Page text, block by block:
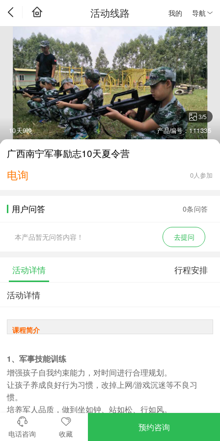
我的 导航
活动线路
3/5
10天9晚 产品编号：111335
广西南宁军事励志10天夏令营
电询 0人参加
用户问答 0条问答
本产品暂无问答内容！ 去提问
活动详情 行程安排
活动详情
课程简介
1、军事技能训练
增强孩子自我约束能力，对时间进行合理规划。
让孩子养成良好行为习惯，改掉上网/游戏沉迷等不良习
惯。
培养军人品质，做到坐如钟、站如松、行如风。
2、军事拓展训练
电话咨询 收藏
预约咨询